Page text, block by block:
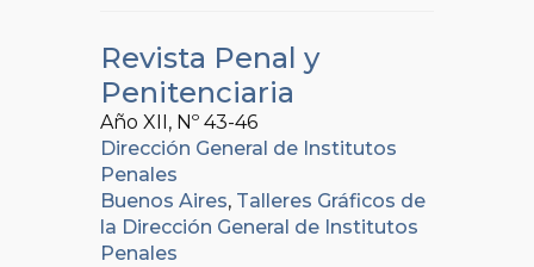
Revista Penal y
Penitenciaria
Año XII, Nº 43-46
Dirección General de Institutos
Penales
Buenos Aires, Talleres Gráficos de
la Dirección General de Institutos
Penales